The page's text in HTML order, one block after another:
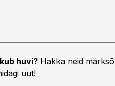
huvi? Hakka neid
uut!